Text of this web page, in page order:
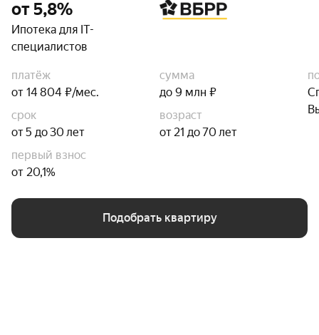
от 5,8%
Ипотека для IT-
специалистов
платёж
от 14 804 ₽/мес.
сумма
до 9 млн ₽
срок
от 5 до 30 лет
возраст
от 21 до 70 лет
первый взнос
от 20,1%
Подобрать квартиру